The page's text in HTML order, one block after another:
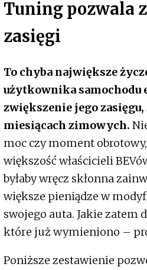
Tuning pozwala
zasięgi
To chyba największe
użytkownika samochodu
zwiększenie jego zasięgu,
miesiącach zimowych.
moc czy moment
większość właścicieli
byłaby wręcz skłonna
większe pieniądze w
swojego auta. Jakie zatem
które już wymieniono –
Poniższe zestawienie